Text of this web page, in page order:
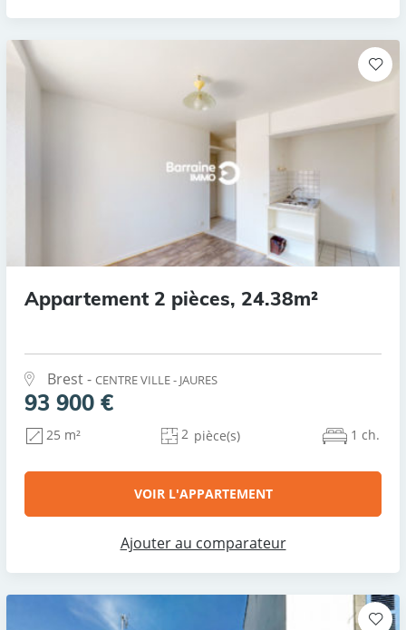
Appartement 2 pièces, 24.38m²
Brest - CENTRE VILLE - JAURES
93 900 €
25 m² 2 pièce(s) 1 ch.
VOIR L'APPARTEMENT
Ajouter au comparateur